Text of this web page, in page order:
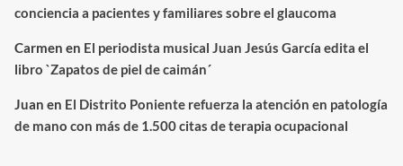
conciencia a pacientes y familiares sobre el glaucoma
Carmen en El periodista musical Juan Jesús García edita el
libro `Zapatos de piel de caimán´
Juan en El Distrito Poniente refuerza la atención en patología
de mano con más de 1.500 citas de terapia ocupacional